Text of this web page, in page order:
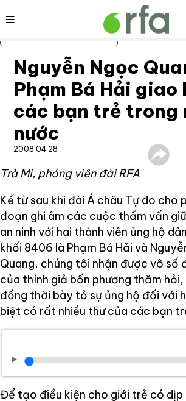
Bỏ qua nội dung chính
Nội dung
Nguyễn Ngọc
Phạm Bá Hải giao
các bạn trẻ trong
nước
2008.04.28
Trà Mi, phóng viên đài RFA
Kể từ sau khi đài Á châu Tự do cho
đoạn ghi âm các cuộc thẩm vấn
an ninh với hai thành viên ủng hộ
khối 8406 là Phạm Bá Hải và
Quang, chúng tôi nhận được vô số
của thính giả bốn phương thăm
đồng thời bày tỏ sự ủng hộ đối với
biệt có rất nhiều thư của các bạn
Để tạo điều kiện cho giới trẻ có